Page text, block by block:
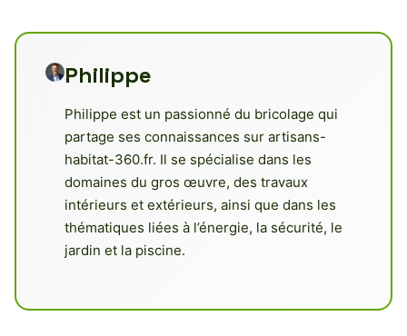
Philippe
Philippe est un passionné du bricolage qui
partage ses connaissances sur artisans-
habitat-360.fr. Il se spécialise dans les
domaines du gros œuvre, des travaux
intérieurs et extérieurs, ainsi que dans les
thématiques liées à l’énergie, la sécurité, le
jardin et la piscine.